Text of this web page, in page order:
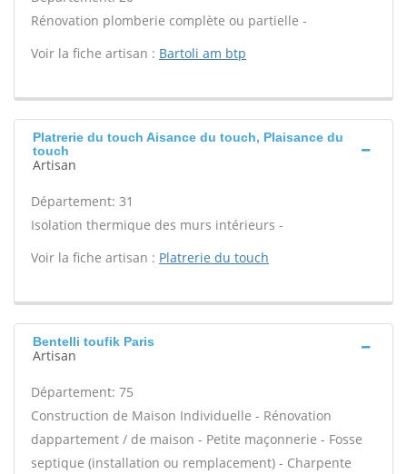
Rénovation plomberie complète ou partielle -
Voir la fiche artisan : Bartoli am btp
Platrerie du touch Aisance du touch, Plaisance du
touch
Artisan
Département: 31
Isolation thermique des murs intérieurs -
Voir la fiche artisan : Platrerie du touch
Bentelli toufik Paris
Artisan
Département: 75
Construction de Maison Individuelle - Rénovation
dappartement / de maison - Petite maçonnerie - Fosse
septique (installation ou remplacement) - Charpente